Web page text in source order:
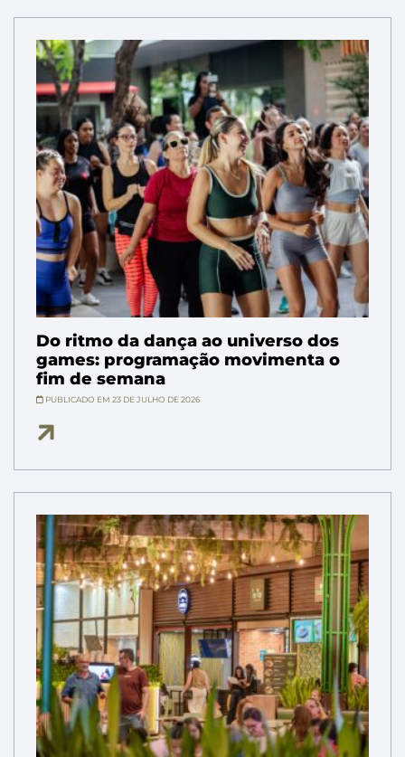
Do ritmo da dança ao universo dos
games: programação movimenta o
fim de semana
PUBLICADO EM 23 DE JULHO DE 2026